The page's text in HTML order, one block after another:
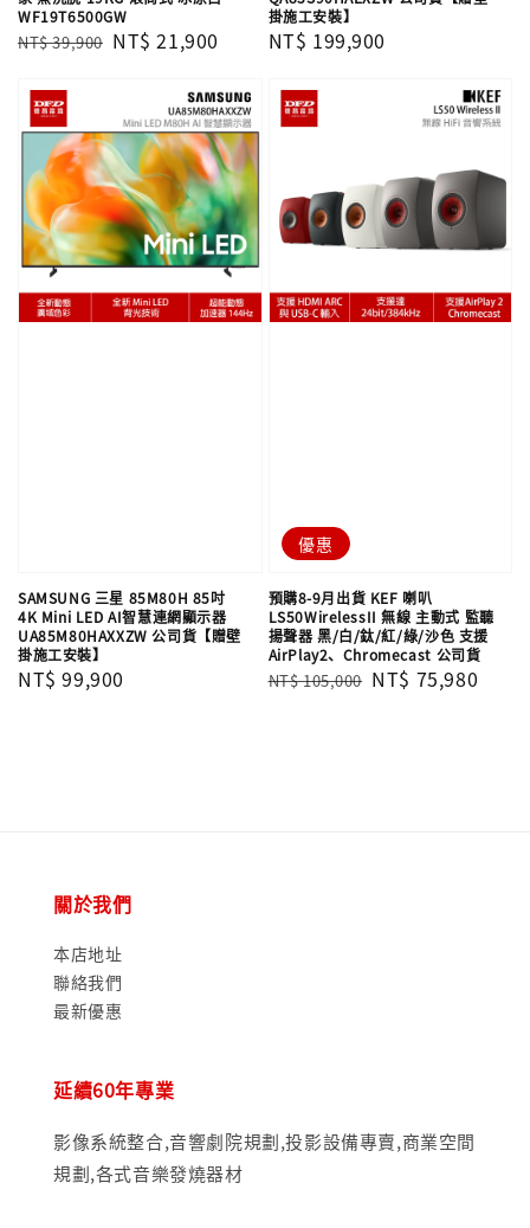
WF19T6500GW
Regular
NT$ 39,900 Sale
NT$ 21,900
掛施工安裝】
Regular
NT$ 199,900
SAMSUNG 三星 85M80H 85吋
4K Mini LED AI智慧連網顯示器
UA85M80HAXXZW 公司貨【贈壁
掛施工安裝】
Regular
NT$ 99,900
優惠
預購8-9月出貨 KEF 喇叭
LS50WirelessII 無線 主動式 監聽
揚聲器 黑/白/鈦/紅/綠/沙色 支援
AirPlay2、Chromecast 公司貨
Regular
NT$ 105,000 Sale
NT$ 75,980
關於我們
本店地址
聯絡我們
最新優惠
延續60年專業
影像系統整合,音響劇院規劃,投影設備專賣,商業空間
規劃,各式音樂發燒器材